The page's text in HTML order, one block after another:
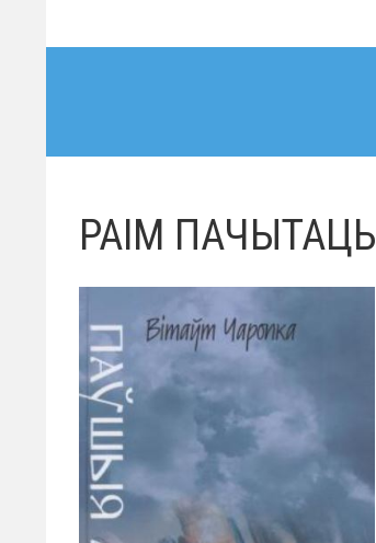
РАІМ ПАЧЫТАЦЬ